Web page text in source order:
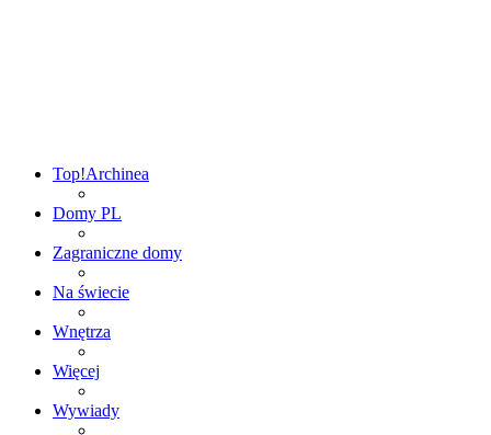
Top!Archinea
Domy PL
Zagraniczne domy
Na świecie
Wnętrza
Więcej
Wywiady